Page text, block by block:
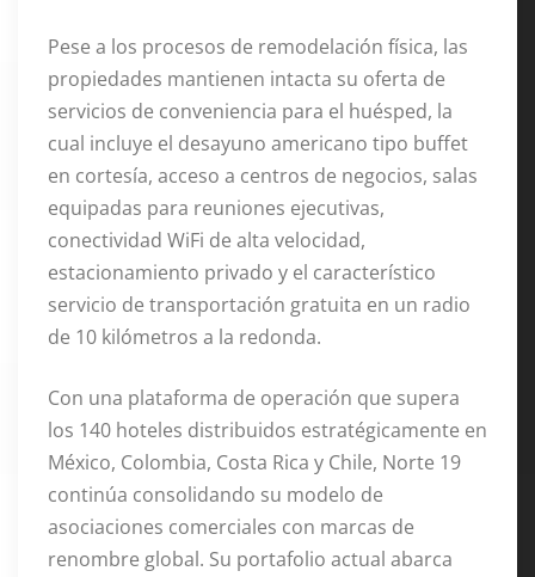
Pese a los procesos de remodelación física, las
propiedades mantienen intacta su oferta de
servicios de conveniencia para el huésped, la
cual incluye el desayuno americano tipo buffet
en cortesía, acceso a centros de negocios, salas
equipadas para reuniones ejecutivas,
conectividad WiFi de alta velocidad,
estacionamiento privado y el característico
servicio de transportación gratuita en un radio
de 10 kilómetros a la redonda.
Con una plataforma de operación que supera
los 140 hoteles distribuidos estratégicamente en
México, Colombia, Costa Rica y Chile, Norte 19
continúa consolidando su modelo de
asociaciones comerciales con marcas de
renombre global. Su portafolio actual abarca